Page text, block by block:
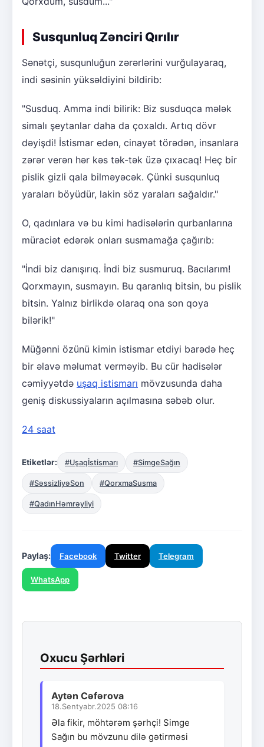
Susqunluq Zənciri Qırılır
Sənətçi, susqunluğun zərərlərini vurğulayaraq,
indi səsinin yüksəldiyini bildirib:
"Susduq. Amma indi bilirik: Biz susduqca mələk
simalı şeytanlar daha da çoxaldı. Artıq dövr
dəyişdi! İstismar edən, cinayət törədən, insanlara
zərər verən hər kəs tək-tək üzə çıxacaq! Heç bir
pislik gizli qala bilməyəcək. Çünki susqunluq
yaraları böyüdür, lakin söz yaraları sağaldır."
O, qadınlara və bu kimi hadisələrin qurbanlarına
müraciət edərək onları susmamağa çağırıb:
"İndi biz danışırıq. İndi biz susmuruq. Bacılarım!
Qorxmayın, susmayın. Bu qaranlıq bitsin, bu pislik
bitsin. Yalnız birlikdə olaraq ona son qoya
bilərik!"
Müğənni özünü kimin istismar etdiyi barədə heç
bir əlavə məlumat verməyib. Bu cür hadisələr
cəmiyyətdə uşaq istismarı mövzusunda daha
geniş diskussiyaların açılmasına səbəb olur.
24 saat
Etiketlər: #Uşaqİstismarı #SimgeSağın
#SəssizliyəSon #QorxmaSusma
#QadınHəmrəyliyi
Paylaş: Facebook Twitter Telegram
WhatsApp
Oxucu Şərhləri
Aytən Cəfərova
18.Sentyabr.2025 08:16
Əla fikir, möhtərəm şərhçi! Simge
Sağın bu mövzunu dilə gətirməsi